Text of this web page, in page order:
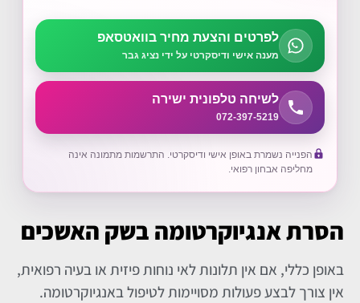
לפרטים והצעת מחיר בוואטסאפ
מענה אישי ודיסקרטי על ידי נציג גבר
לשיחה טלפונית ישירה
072-397-5219
הפנייה נשמרת באופן אישי ודיסקרטי. התרשמות מתמונה אינה
מחליפה אבחון רפואי.
הסרת אנגיוקרטומה בשק האשכים
באופן כללי, אם אין תלונות לאי נוחות פיזית או בעיה רפואית,
אין צורך לבצע פעולות מסויימות לטיפול באנגיוקרטומה.